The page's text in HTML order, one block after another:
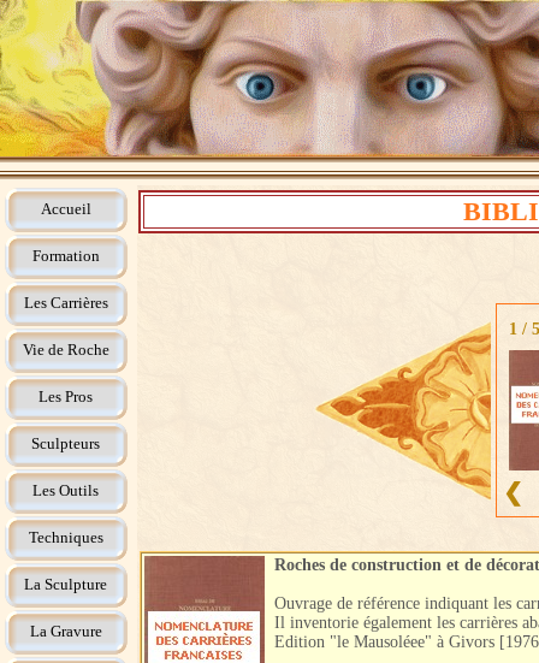
Accueil
Formation
Les Carrières
Vie de Roche
Les Pros
Sculpteurs
Les Outils
Techniques
La Sculpture
La Gravure
1 / 5
❮
Roches de construction et de
Ouvrage de référence indiquant les
Il inventorie également les carrières
Edition "le Mausoléee" à Givors